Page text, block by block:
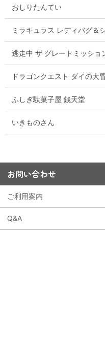
おしりたんてい
ミラキュラス レディバグ＆
逃走中 ザ グレートミッショ
ドラゴンクエスト ダイの大
ふしぎ駄菓子屋 銭天堂
いきものさん
お問い合わせ
ご利用案内
Q&A